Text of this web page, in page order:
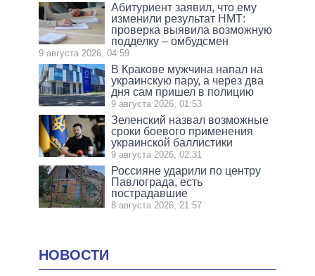
Абитуриент заявил, что ему
изменили результат НМТ:
проверка выявила возможную
подделку – омбудсмен
9 августа 2026, 04:59
В Кракове мужчина напал на
украинскую пару, а через два
дня сам пришел в полицию
9 августа 2026, 01:53
Зеленский назвал возможные
сроки боевого применения
украинской баллистики
9 августа 2026, 02:31
Россияне ударили по центру
Павлограда, есть
пострадавшие
8 августа 2026, 21:57
НОВОСТИ